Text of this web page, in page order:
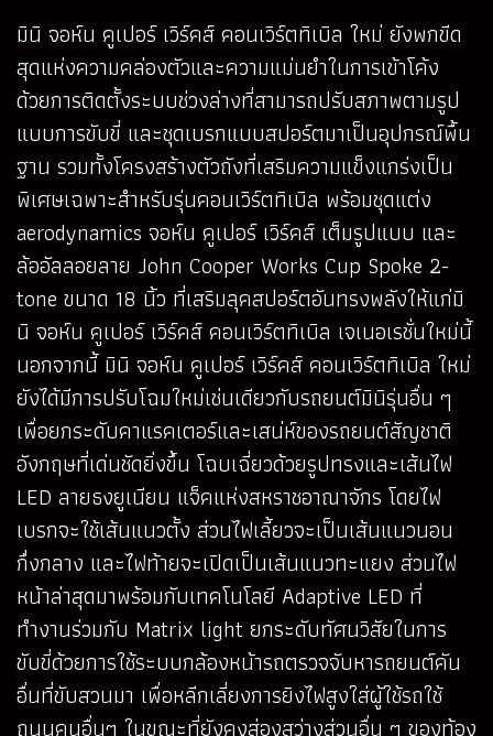
มินิ จอห์น คูเปอร์ เวิร์คส์ คอนเวิร์ตทิเบิล ใหม่ ยังพกขีด
สุดแห่งความคล่องตัวและความแม่นยำในการเข้าโค้ง
ด้วยการติดตั้งระบบช่วงล่างที่สามารถปรับสภาพตามรูป
แบบการขับขี่ และชุดเบรกแบบสปอร์ตมาเป็นอุปกรณ์พื้น
ฐาน รวมทั้งโครงสร้างตัวถังที่เสริมความแข็งแกร่งเป็น
พิเศษเฉพาะสำหรับรุ่นคอนเวิร์ตทิเบิล พร้อมชุดแต่ง
aerodynamics จอห์น คูเปอร์ เวิร์คส์ เต็มรูปแบบ และ
ล้ออัลลอยลาย John Cooper Works Cup Spoke 2-
tone ขนาด 18 นิ้ว ที่เสริมลุคสปอร์ตอันทรงพลังให้แก่มิ
นิ จอห์น คูเปอร์ เวิร์คส์ คอนเวิร์ตทิเบิล เจเนอเรชั่นใหม่นี้
นอกจากนี้ มินิ จอห์น คูเปอร์ เวิร์คส์ คอนเวิร์ตทิเบิล ใหม่
ยังได้มีการปรับโฉมใหม่เช่นเดียวกับรถยนต์มินิรุ่นอื่น ๆ
เพื่อยกระดับคาแรคเตอร์และเสน่ห์ของรถยนต์สัญชาติ
อังกฤษที่เด่นชัดยิ่งขึ้น โฉบเฉี่ยวด้วยรูปทรงและเส้นไฟ
LED ลายธงยูเนียน แจ็คแห่งสหราชอาณาจักร โดยไฟ
เบรกจะใช้เส้นแนวตั้ง ส่วนไฟเลี้ยวจะเป็นเส้นแนวนอน
กึ่งกลาง และไฟท้ายจะเปิดเป็นเส้นแนวทะแยง ส่วนไฟ
หน้าล่าสุดมาพร้อมกับเทคโนโลยี Adaptive LED ที่
ทำงานร่วมกับ Matrix light ยกระดับทัศนวิสัยในการ
ขับขี่ด้วยการใช้ระบบกล้องหน้ารถตรวจจับหารถยนต์คัน
อื่นที่ขับสวนมา เพื่อหลีกเลี่ยงการยิงไฟสูงใส่ผู้ใช้รถใช้
ถนนคนอื่นๆ ในขณะที่ยังคงส่องสว่างส่วนอื่น ๆ ของท้อง